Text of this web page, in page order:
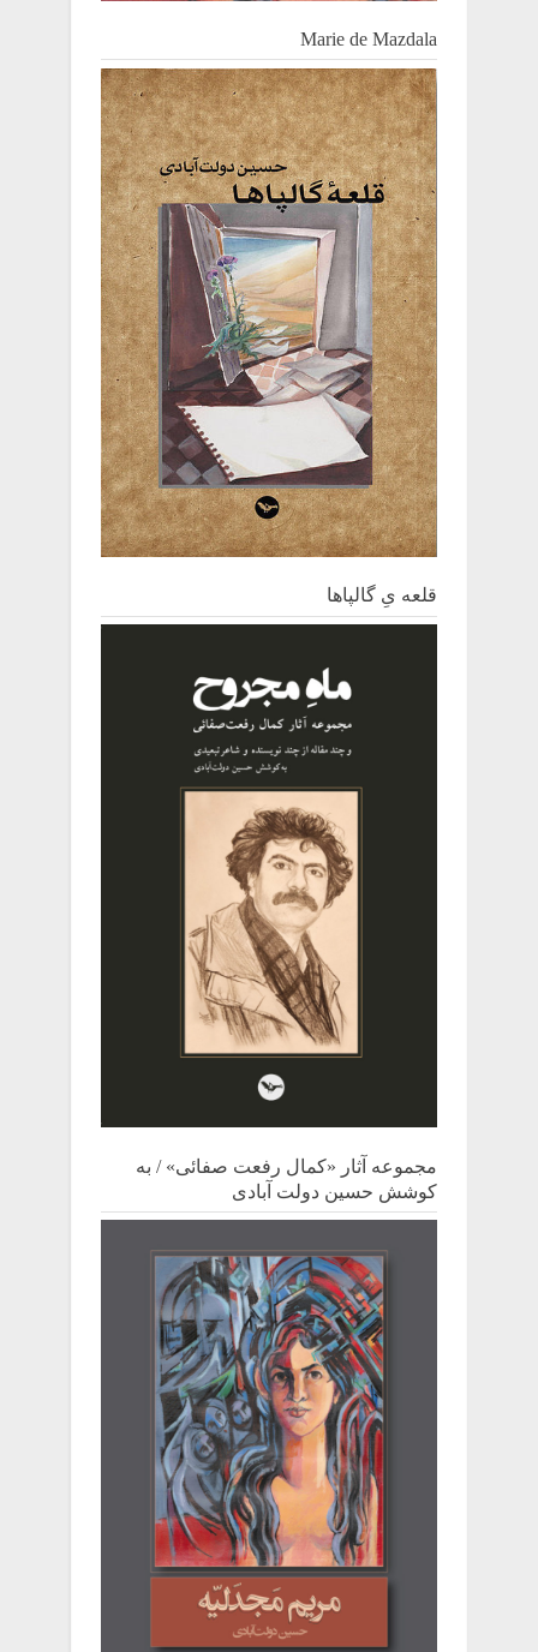
Marie de Mazdala
قلعه یِ ‌گالپاها
مجموعه آثار «کمال رفعت صفائی» / به
کوشش حسین دولت آبادی